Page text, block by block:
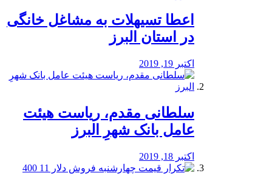
️اعطا تسیهلات به مشاغل خانگی
در استان البرز
اکتبر 19, 2019
سلطانی مقدم، ریاست هیئت
عامل بانک شهرِ البرز
اکتبر 18, 2019